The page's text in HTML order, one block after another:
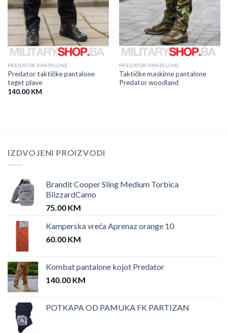
PREDATOR PANTALONE
Predator taktičke pantalone
teget plave
140.00 KM
PREDATOR PANTALONE
Taktičke maskirne pantalone
Predator woodland
IZDVOJENI PROIZVODI
Brandit Cooper Sling Medium Torbica
BlizzardCamo
75.00 KM
Kamperska vreća Aprenaz orange 10
60.00 KM
Kombat pantalone kojot Predator
140.00 KM
POTKAPA OD PAMUKA FK PARTIZAN